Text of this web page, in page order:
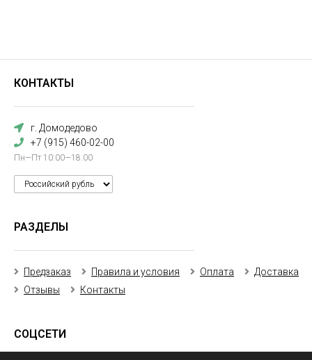
КОНТАКТЫ
г. Домодедово
+7 (915) 460-02-00
Пн—Пт 10:00—18:00
РАЗДЕЛЫ
Предзаказ Правила и условия Оплата
Доставка
Отзывы
Контакты
СОЦСЕТИ